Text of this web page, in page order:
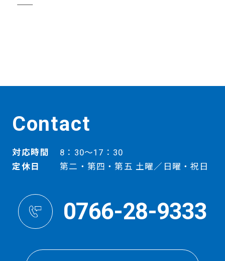
―――――――――――――――――
Contact
対応時間
8：30～17：30
定休日
第二・第四・第五 土曜／日曜・祝日
0766-28-9333